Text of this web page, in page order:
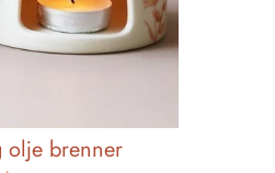
olje brenner